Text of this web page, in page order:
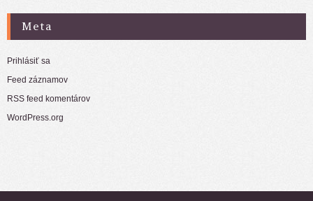
Meta
Prihlásiť sa
Feed záznamov
RSS feed komentárov
WordPress.org